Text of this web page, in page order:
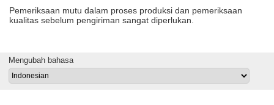
Pemeriksaan mutu dalam proses produksi dan pemeriksaan
kualitas sebelum pengiriman sangat diperlukan.
Mengubah bahasa